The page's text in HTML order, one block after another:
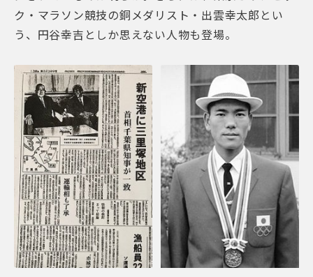
ク・マラソン競技の銅メダリスト・出雲幸太郎とい
う、円谷幸吉としか思えない人物も登場。